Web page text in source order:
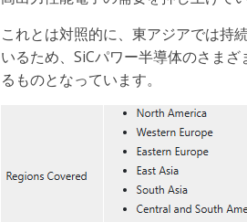
これとは対照的に、東アジアでは持
いるため、SiCパワー半導体のさま
るものとなっています。